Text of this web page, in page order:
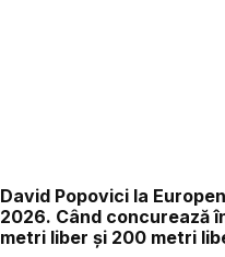
David Popovici la
2026. Când concurează
metri liber și 200 metri